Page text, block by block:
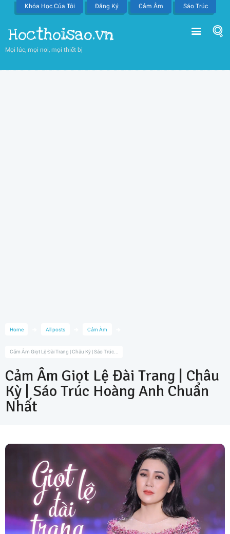
Khóa Học Của Tôi Đăng Ký Cảm Âm Sáo Trúc
Hocthoisao.vn
Mọi lúc, mọi nơi, mọi thiết bị
Home All posts Cảm Âm
Cảm Âm Giọt Lệ Đài Trang | Châu Kỳ | Sáo Trúc...
Cảm Âm Giọt Lệ Đài Trang | Châu
Kỳ | Sáo Trúc Hoàng Anh Chuẩn
Nhất